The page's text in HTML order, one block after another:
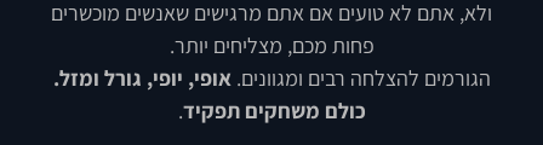
ולא, אתם לא טועים אם אתם מרגישים שאנשים מוכשרים
פחות מכם, מצליחים יותר.
הגורמים להצלחה רבים ומגוונים.אופי, יופי, גורל ומזל.
כולם משחקים תפקיד.